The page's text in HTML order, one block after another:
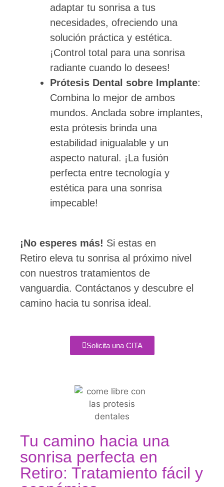
adaptar tu sonrisa a tus
necesidades, ofreciendo una
solución práctica y estética.
¡Control total para una sonrisa
radiante cuando lo desees!
Prótesis Dental sobre Implante:
Combina lo mejor de ambos
mundos. Anclada sobre implantes,
esta prótesis brinda una
estabilidad inigualable y un
aspecto natural. ¡La fusión
perfecta entre tecnología y
estética para una sonrisa
impecable!
¡No esperes más! Si estas en
Retiro eleva tu sonrisa al próximo nivel
con nuestros tratamientos de
vanguardia. Contáctanos y descubre el
camino hacia tu sonrisa ideal.
Solicita una CITA
Tu camino hacia una
sonrisa perfecta en
Retiro: Tratamiento fácil y